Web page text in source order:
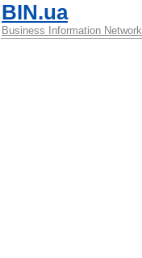
BIN.ua
Business Information Network